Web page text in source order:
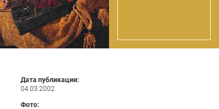
Дата публикации:
04.03.2002
Фото: